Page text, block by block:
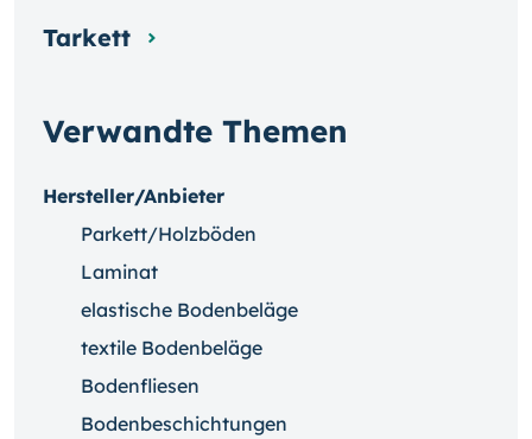
Verwandte Themen
Hersteller/Anbieter
Parkett/Holzböden
Laminat
elastische Bodenbeläge
textile Bodenbeläge
Bodenfliesen
Bodenbeschichtungen
Tarkett